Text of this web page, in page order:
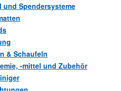
und Spendersysteme
& Schaufeln
-mittel und Zubehör